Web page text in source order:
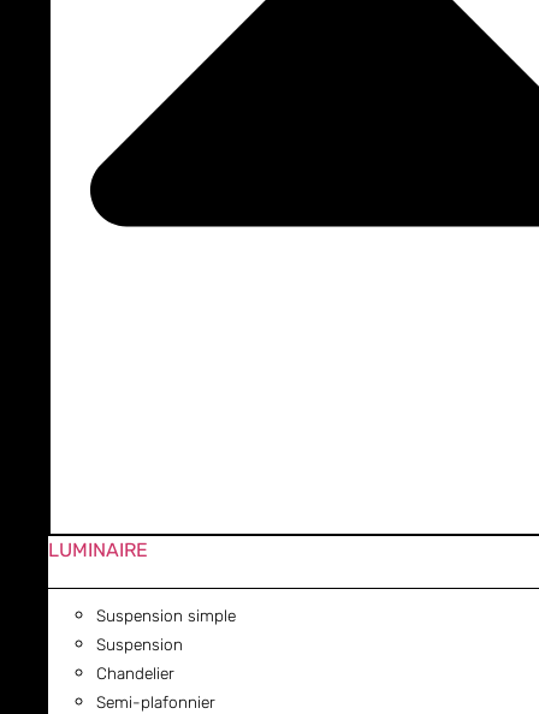
LUMINAIRE
Suspension simple
Suspension
Chandelier
Semi-plafonnier